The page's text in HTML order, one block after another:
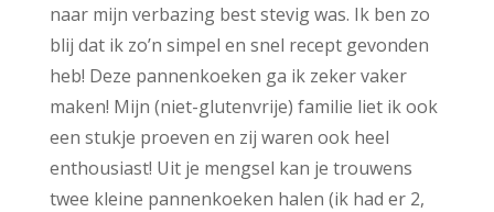
naar mijn verbazing best stevig was. Ik ben zo
blij dat ik zo’n simpel en snel recept gevonden
heb! Deze pannenkoeken ga ik zeker vaker
maken! Mijn (niet-glutenvrije) familie liet ik ook
een stukje proeven en zij waren ook heel
enthousiast! Uit je mengsel kan je trouwens
twee kleine pannenkoeken halen (ik had er 2,